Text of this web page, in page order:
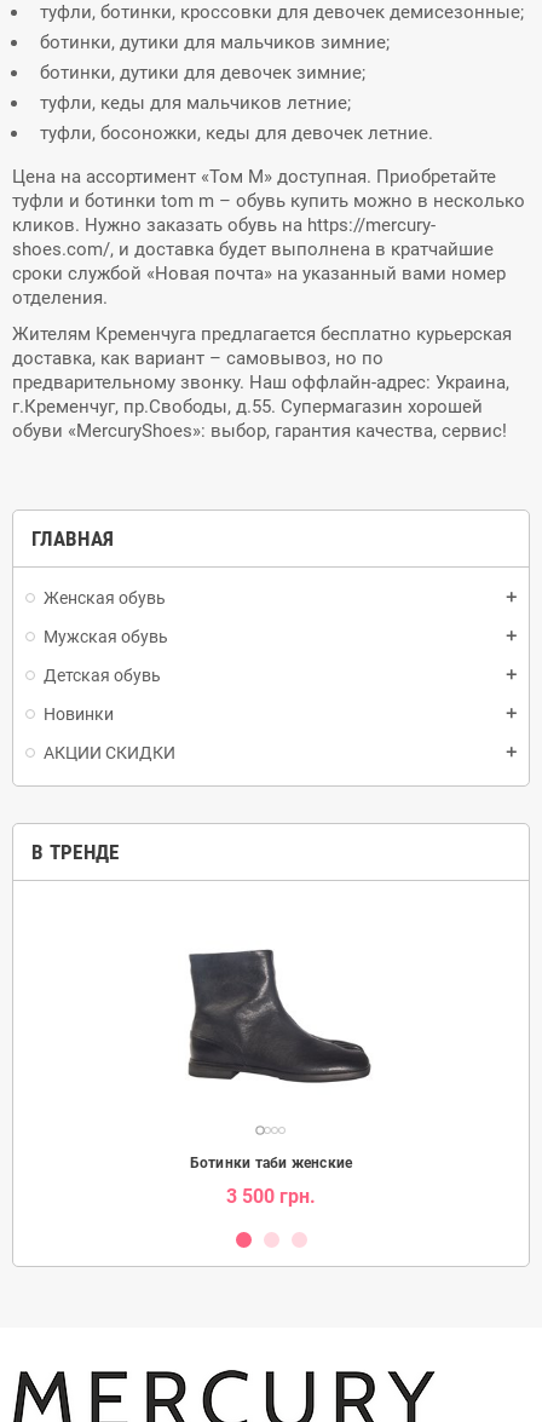
ГЛАВНАЯ
Женская обувь add
Мужская обувь add
Детская обувь add
Новинки add
АКЦИИ СКИДКИ add
В ТРЕНДЕ
Ботинки таби женские
3 500 грн.
туфли, ботинки, кроссовки для девочек демисезонные;
ботинки, дутики для мальчиков зимние;
ботинки, дутики для девочек зимние;
туфли, кеды для мальчиков летние;
туфли, босоножки, кеды для девочек летние.
Цена на ассортимент «Том М» доступная. Приобретайте
туфли и ботинки tom m – обувь купить можно в несколько
кликов. Нужно заказать обувь на https://mercury-
shoes.com/, и доставка будет выполнена в кратчайшие
сроки службой «Новая почта» на указанный вами номер
отделения.
Жителям Кременчуга предлагается бесплатно курьерская
доставка, как вариант – самовывоз, но по
предварительному звонку. Наш оффлайн-адрес: Украина,
г.Кременчуг, пр.Свободы, д.55. Супермагазин хорошей
обуви «MercuryShoes»: выбор, гарантия качества, сервис!